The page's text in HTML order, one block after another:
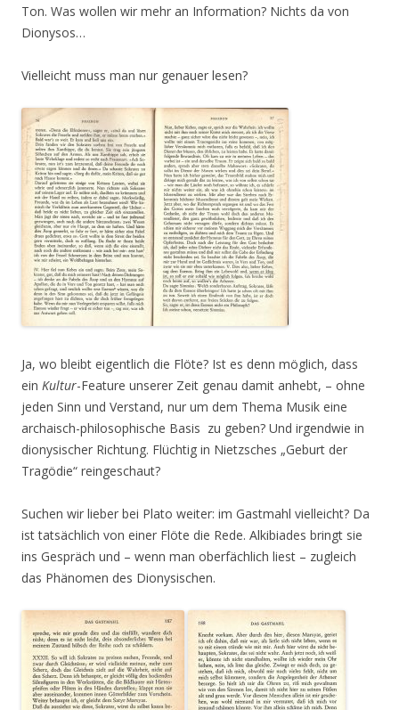
Ton. Was wollen wir mehr an Information? Nichts da von
Dionysos…
Vielleicht muss man nur genauer lesen?
Ja, wo bleibt eigentlich die Flöte? Ist es denn möglich, dass
ein Kultur-Feature unserer Zeit genau damit anhebt, – ohne
jeden Sinn und Verstand, nur um dem Thema Musik eine
archaisch-philosophische Basis zu geben? Und irgendwie in
dionysischer Richtung. Flüchtig in Nietzsches „Geburt der
Tragödie“ reingeschaut?
Suchen wir lieber bei Plato weiter: im Gastmahl vielleicht? Da
ist tatsächlich von einer Flöte die Rede. Alkibiades bringt sie
ins Gespräch und – wenn man oberfächlich liest – zugleich
das Phänomen des Dionysischen.